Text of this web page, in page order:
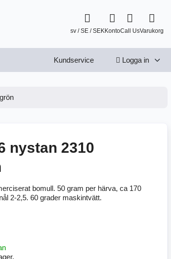
sv / SE / SEKKontoCall UsVarukorg
Kundservice Logga in
nystan 2310
bomull. 50 gram per härva, ca 170
2-2,5. 60 grader maskintvätt.